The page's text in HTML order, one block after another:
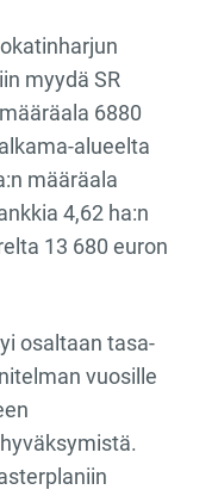
myydä SR
6880
alueelta
määräala
4,62 ha:n
13 680 euron
osaltaan tasa-
vuosille